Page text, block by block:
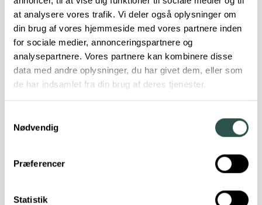
at analysere vores trafik. Vi deler også oplysninger om
din brug af vores hjemmeside med vores partnere inden
for sociale medier, annonceringspartnere og
analysepartnere. Vores partnere kan kombinere disse
data med andre oplysninger, du har givet dem, eller som
de har indsamlet fra din brug af deres tjenester.
Nødvendig
Præferencer
Statistik